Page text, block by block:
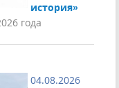
история»
года
04.08.2026